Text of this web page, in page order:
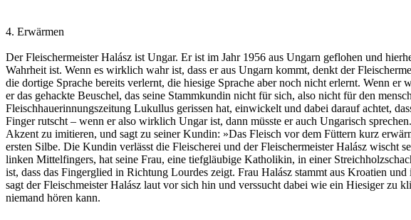
4. Erwärmen
Der Fleischermeister Halász ist Ungar. Er ist im Jahr 1956 aus Ungarn geflohen und
Wahrheit ist. Wenn es wirklich wahr ist, dass er aus Ungarn kommt, denkt der
die dortige Sprache bereits verlernt, die hiesige Sprache aber noch nicht erlernt. Wenn
er das gehackte Beuschel, das seine Stammkundin nicht für sich, also nicht für den
Fleischhauerinnungszeitung Lukullus gerissen hat, einwickelt und dabei darauf achtet,
Finger rutscht – wenn er also wirklich Ungar ist, dann müsste er auch Ungarisch
Akzent zu imitieren, und sagt zu seiner Kundin: »Das Fleisch vor dem Füttern kurz
ersten Silbe. Die Kundin verlässt die Fleischerei und der Fleischermeister Halász wischt
linken Mittelfingers, hat seine Frau, eine tiefgläubige Katholikin, in einer
ist, dass das Fingerglied in Richtung Lourdes zeigt. Frau Halász stammt aus Kroatien
sagt der Fleischmeister Halász laut vor sich hin und verssucht dabei wie ein Hiesiger
niemand hören kann.